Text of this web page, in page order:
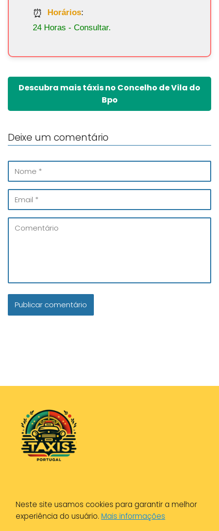
Horários:
24 Horas - Consultar.
Descubra mais táxis no Concelho de Vila do
Bpo
Deixe um comentário
Política de Privacidade
Política de Cookies
Neste site usamos cookies para garantir a melhor
experiência do usuário. Mais informações